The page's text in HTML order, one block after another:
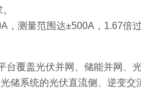
，测量范围达±500A，1.67倍
覆盖光伏并网、储能并网、光
储系统的光伏直流侧、逆变